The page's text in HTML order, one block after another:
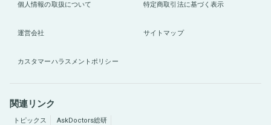
個人情報の取扱について 特定商取引法に基づく表示
運営会社 サイトマップ
カスタマーハラスメントポリシー
関連リンク
トピックス
AskDoctors総研